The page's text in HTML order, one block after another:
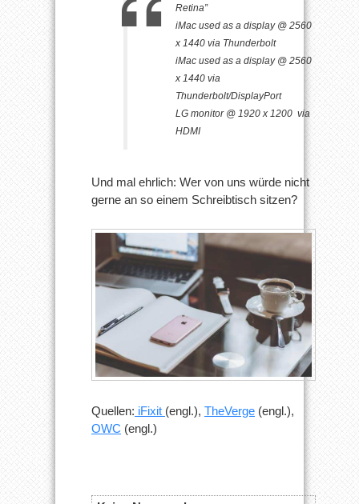
Retina”
iMac used as a display @ 2560
x 1440 via Thunderbolt
iMac used as a display @ 2560
x 1440 via
Thunderbolt/DisplayPort
LG monitor @ 1920 x 1200 via
HDMI
Und mal ehrlich: Wer von uns würde nicht
gerne an so einem Schreibtisch sitzen?
Quellen: iFixit (engl.), TheVerge (engl.),
OWC (engl.)